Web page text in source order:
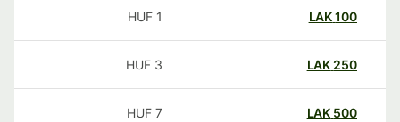
100
LAK
HUF
250
LAK
HUF
500
LAK
HUF